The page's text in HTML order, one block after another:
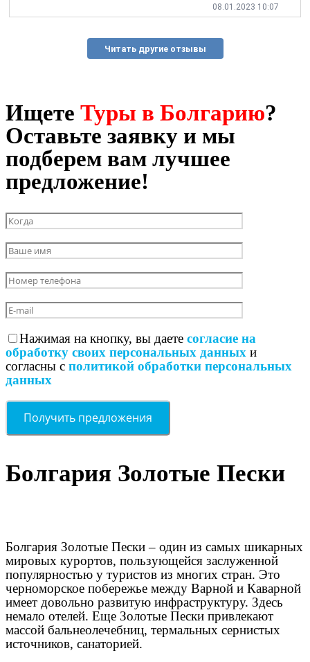
08.01.2023 10:07
Читать другие отзывы
Ищете Туры в Болгарию?
Оставьте заявку и мы
подберем вам лучшее
предложение!
Нажимая на кнопку, вы даете согласие на
обработку своих персональных данных и
согласны с политикой обработки персональных
данных
Болгария Золотые Пески
Болгария Золотые Пески – один из самых шикарных
мировых курортов, пользующейся заслуженной
популярностью у туристов из многих стран. Это
черноморское побережье между Варной и Каварной
имеет довольно развитую инфраструктуру. Здесь
немало отелей. Еще Золотые Пески привлекают
массой бальнеолечебниц, термальных сернистых
источников, санаторией.